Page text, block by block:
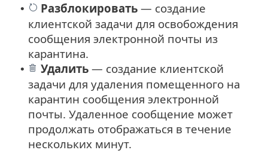
• Разблокировать — создание
клиентской задачи для освобождения
сообщения электронной почты из
карантина.
• Удалить — создание клиентской
задачи для удаления помещенного на
карантин сообщения электронной
почты. Удаленное сообщение может
продолжать отображаться в течение
нескольких минут.